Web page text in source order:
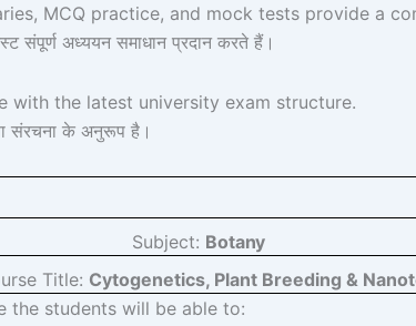
MCQ practice, and mock tests provide a
संपूर्ण अध्ययन समाधान प्रदान करते हैं।
with the latest university exam structure.
संरचना के अनुरूप है।
Subject: Botany
Title: Cytogenetics, Plant Breeding &
the students will be able to: